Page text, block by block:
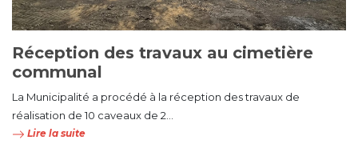
Réception des travaux au cimetière
communal
La Municipalité a procédé à la réception des travaux de
réalisation de 10 caveaux de 2...
Lire la suite